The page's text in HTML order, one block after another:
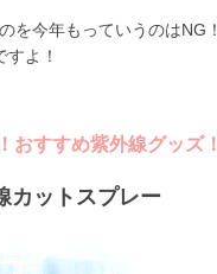
を今年もっていうのはNG！
よ！
おすすめ紫外線グッズ！
カットスプレー